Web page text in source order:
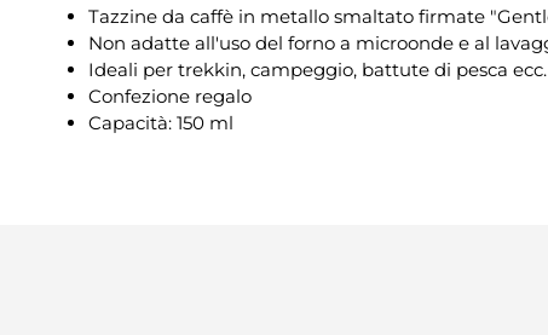
Tazzine da caffè in metallo smaltato firmate
Non adatte all'uso del forno a microonde e al
Ideali per trekkin, campeggio, battute di pesca ecc.
Confezione regalo
Capacità: 150 ml